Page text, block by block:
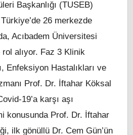
Başkanlığı (TUSEB)
26 merkezde
Acıbadem Üniversitesi
alıyor. Faz 3 Klinik
Enfeksiyon Hastalıkları ve
Prof. Dr. İftahar Köksal
19’a karşı aşı
konusunda Prof. Dr. İftahar
ilk gönüllü Dr. Cem Gün’ün